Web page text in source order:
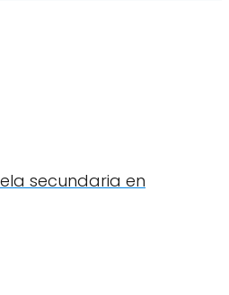
secundaria en